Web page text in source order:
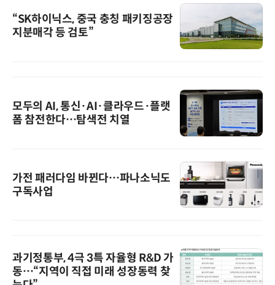
“SK하이닉스, 중국 충칭 패키징공장
지분매각 등 검토”
모두의 AI, 통신·AI·클라우드·플랫
폼 참전한다…탐색전 치열
가전 패러다임 바뀐다…파나소닉도
구독사업
과기정통부, 4극 3특 자율형 R&D 가
동…“지역이 직접 미래 성장동력 찾